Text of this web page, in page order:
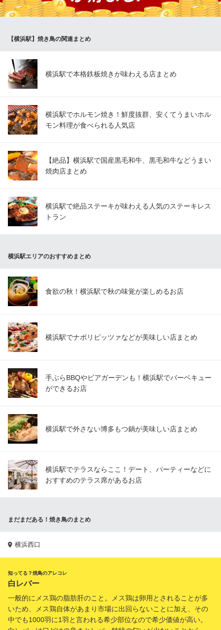
ぜひご注文ください。
博多もつ鍋焼鳥食べ放題
神奈川県横浜市神奈川区鶴屋町2-23-8 鶴屋町ルポビル3F
【横浜駅】焼き鳥の関連まとめ
横浜駅で本格鉄板焼きが味わえる店まとめ
横浜駅でホルモン焼き！鮮度抜群、安くてうまいホル
モン料理が食べられる人気店
【絶品】横浜駅で国産黒毛和牛、黒毛和牛などうまい
焼肉店まとめ
横浜駅で絶品ステーキが味わえる人気のステーキレス
トラン
横浜駅エリアのおすすめまとめ
食欲の秋！横浜駅で秋の味覚が楽しめるお店
横浜駅でナポリピッツァなどが美味しい店まとめ
手ぶらBBQやビアガーデンも！横浜駅でバーベキュー
ができるお店
横浜駅で外さない博多もつ鍋が美味しい店まとめ
横浜駅でテラスならここ！デート、パーティーなどに
おすすめのテラス席があるお店
まだまだある！焼き鳥のまとめ
横浜西口
知ってる？焼鳥のアレコレ
白レバー
一般的にメス鶏の脂肪肝のこと。メス鶏は卵用とされることが多
いため、メス鶏自体があまり市場に出回らないことに加え、その
中でも1000羽に1羽と言われる希少部位なので希少価値が高い。